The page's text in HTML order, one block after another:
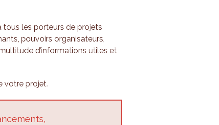
tous les porteurs de projets
pouvoirs organisateurs,
d’informations utiles et
votre projet.